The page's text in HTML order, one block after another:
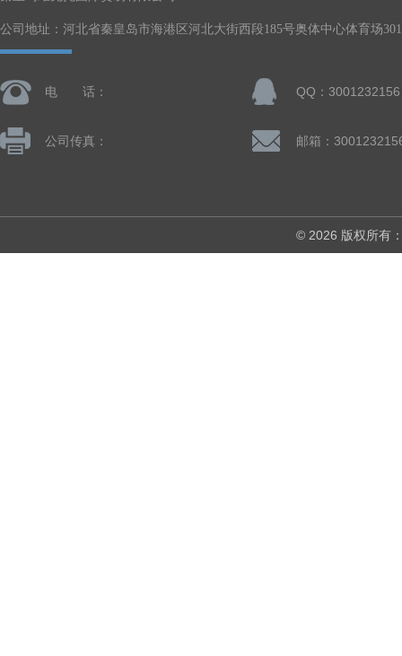
公司地址：河北省秦皇岛市海港区河北大街西段185号奥体中心体育场
电 话： QQ：3001232156
公司传真： 邮箱：
© 2026 版权所有